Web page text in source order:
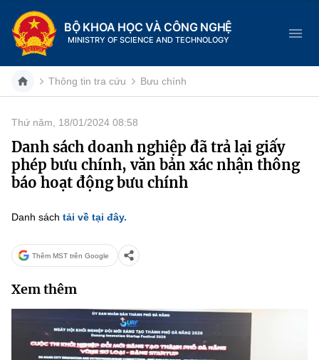
BỘ KHOA HỌC VÀ CÔNG NGHỆ
MINISTRY OF SCIENCE AND TECHNOLOGY
Danh mục
Trang chủ
Cơ cấu tổ chức
Sở Khoa học và Công nghệ
Khoa học và Công nghệ
Chuyển đổi số
Dịch vụ công
Văn bản QPPL
MST IOFFICE
Thông tin tra cứu Bưu chính
Thứ năm, 18/01/2024 08:58
Danh sách doanh nghiệp đã trả lại giấy
phép bưu chính, văn bản xác nhận thông
báo hoạt động bưu chính
Danh sách tải về tại đây.
Thêm MST trên Google
Xem thêm